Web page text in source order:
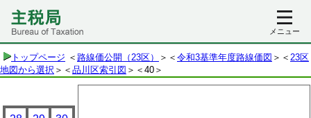
メニュー
トップページ ＜ 路線価公開（23区） ＞＜ 令和3基準年度路線価図 ＞＜ 23区
地図から選択 ＞＜ 品川区索引図 ＞ ＜40＞